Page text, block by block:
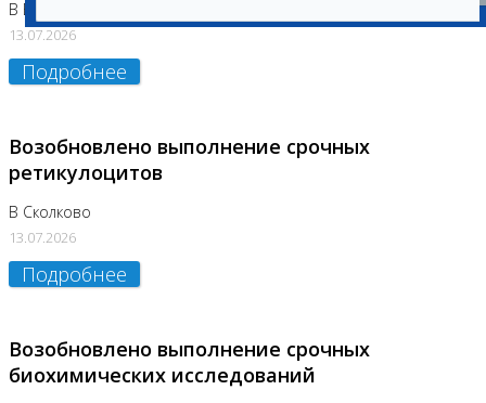
В Бутово
13.07.2026
Подробнее
Возобновлено выполнение срочных
ретикулоцитов
В Сколково
13.07.2026
Подробнее
Возобновлено выполнение срочных
биохимических исследований